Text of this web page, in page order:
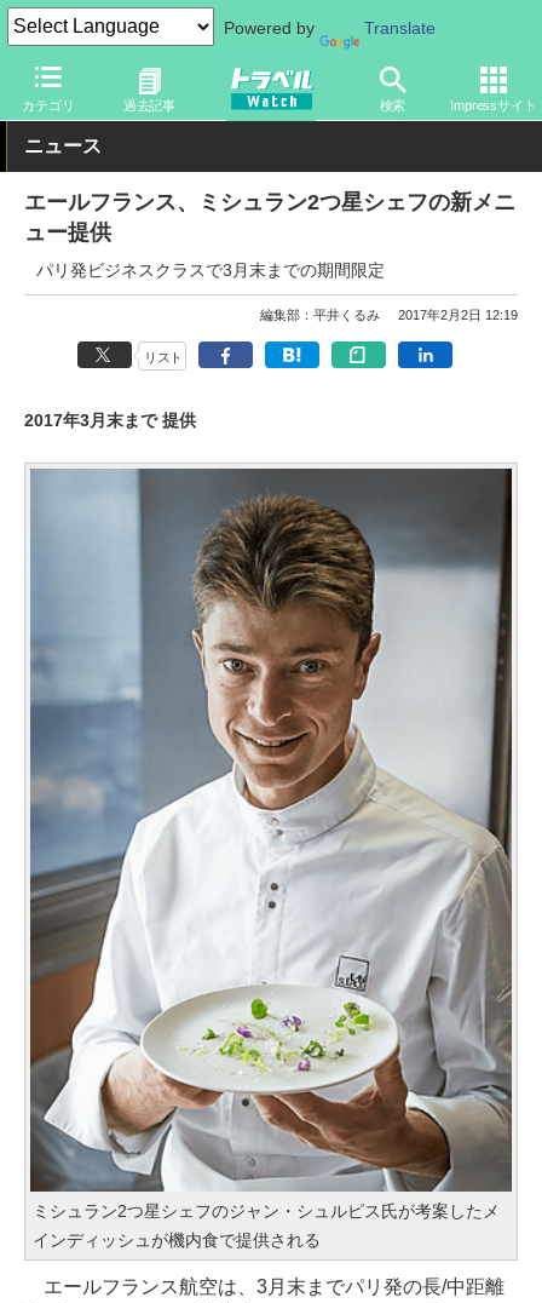
Powered by Translate
カテゴリ 過去記事 検索 Impressサイト
トラベル Watch 地域 海外旅行 ヨーロッパ
ニュース
エールフランス、ミシュラン2つ星シェフの新メニ
ュー提供
パリ発ビジネスクラスで3月末までの期間限定
編集部：平井くるみ 2017年2月2日 12:19
リスト
2017年3月末まで 提供
ミシュラン2つ星シェフのジャン・シュルピス氏が考案したメ
インディッシュが機内食で提供される
エールフランス航空は、3月末までパリ発の長/中距離